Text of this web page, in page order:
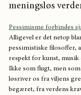
meningsløs
Pessimisme forbindes
Alligevel er det netop
pessimistiske filosoffer,
respekt for kunst,
Ikke som flugt, men
løsriver os fra viljens
begæret, fra verdens